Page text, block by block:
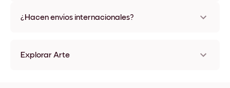
¿Hacen envíos internacionales?
Explorar Arte